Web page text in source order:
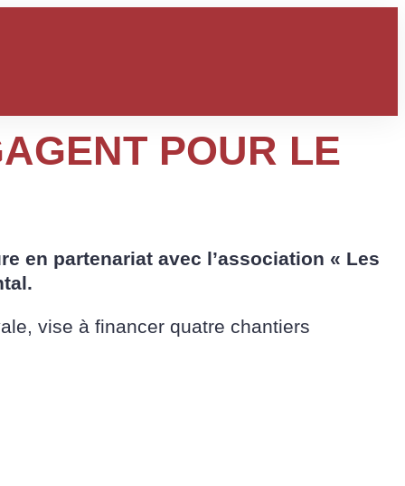
POUR LE
en partenariat avec l’association « Les
vise à financer quatre chantiers